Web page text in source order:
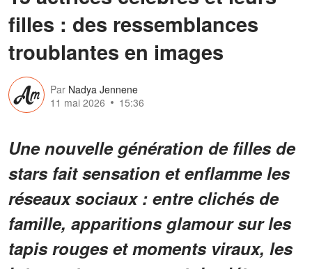
filles : des ressemblances
troublantes en images
Par Nadya Jennene
11 mai 2026
15:36
Une nouvelle génération de filles de
stars fait sensation et enflamme les
réseaux sociaux : entre clichés de
famille, apparitions glamour sur les
tapis rouges et moments viraux, les